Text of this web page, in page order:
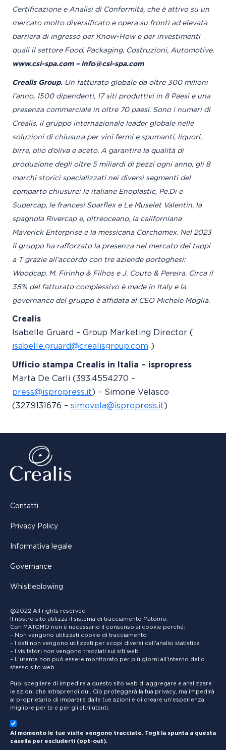
Certificazione e Analisi di Conformità, che è attivo su un
mercato molto diversificato e opera su fronti ad elevata
barriera di ingresso per Know-How e per investimenti
quali il settore Food, Packaging, Costruzioni, Automotive.
www.csi-spa.com – info@csi-spa.com
Crealis Group. Un fatturato globale da oltre 300 milioni
l’anno, 1500 dipendenti, 17 siti produttivi in 8 Paesi e una
presenza commerciale in oltre 70 paesi. Sono i numeri di
Crealis, il gruppo internazionale leader globale nelle
soluzioni di chiusura per vini fermi e spumanti, liquori,
birre, olio d’oliva e aceto. A garantire la qualità di
produzione degli oltre 5 miliardi di pezzi ogni anno, gli 8
marchi storici specializzati nei diversi segmenti del
comparto chiusure: le italiane Enoplastic, Pe.Di e
Supercap, le francesi Sparflex e Le Muselet Valentin, la
spagnola Rivercap e, oltreoceano, la californiana
Maverick Enterprise e la messicana Corchomex. Nel 2023
il gruppo ha rafforzato la presenza nel mercato dei tappi
a T grazie all’accordo con tre aziende portoghesi:
Woodcap, M. Firinho & Filhos e J. Couto & Pereira. Circa il
35% del fatturato complessivo è made in Italy e la
governance del gruppo è affidata al CEO Michele Moglia.
Crealis
Isabelle Gruard – Group Marketing Director (
isabelle.gruard@crealisgroup.com )
Ufficio stampa Crealis in Italia – ispropress
Marta De Carli (393.4554270 –
press@ispropress.it) – Simone Velasco
(327.9131676 – simovela@ispropress.it)
Contatti
Privacy Policy
Informativa legale
Governance
Whistleblowing
@2022 All rights reserved
Il nostro sito utilizza il sistema di tracciamento Matomo.
Con MATOMO non è necessario il consenso ai cookie perché:
– Non vengono utilizzati cookie di tracciamento
– I dati non vengono utilizzati per scopi diversi dall’analisi statistica
– I visitatori non vengono tracciati sui siti web
– L’utente non può essere monitorato per più giorni all’interno dello
stesso sito web
Puoi scegliere di impedire a questo sito web di aggregare e analizzare
le azioni che intraprendi qui. Ciò proteggerà la tua privacy, ma impedirà
al proprietario di imparare dalle tue azioni e di creare un'esperienza
migliore per te e per gli altri utenti.
Al momento le tue visite vengono tracciate. Togli la spunta a questa
casella per escluderti (opt-out).